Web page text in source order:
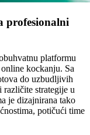
profesionalni
platformu
kockanju. Sa
do uzbudljivih
strategije u
je dizajnirana tako
potičući time